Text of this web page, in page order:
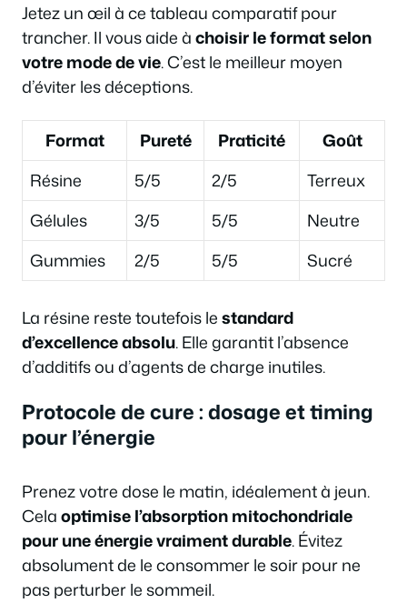
Jetez un œil à ce tableau comparatif pour
trancher. Il vous aide àchoisir le format selon
votre mode de vie. C’est le meilleur moyen
d’éviter les déceptions.
Format Pureté Praticité
Goût
Résine
5/5 2/5
Terreux
Gélules
3/5 5/5
Neutre
Gummies
2/5 5/5 Sucré
La résine reste toutefois lestandard
d’excellence absolu. Elle garantit l’absence
d’additifs ou d’agents de charge inutiles.
Protocole de cure : dosage et timing
pour l’énergie
Prenez votre dose le matin, idéalement à jeun.
Celaoptimise l’absorption mitochondriale
pour une énergie vraiment durable. Évitez
absolument de le consommer le soir pour ne
pas perturber le sommeil.